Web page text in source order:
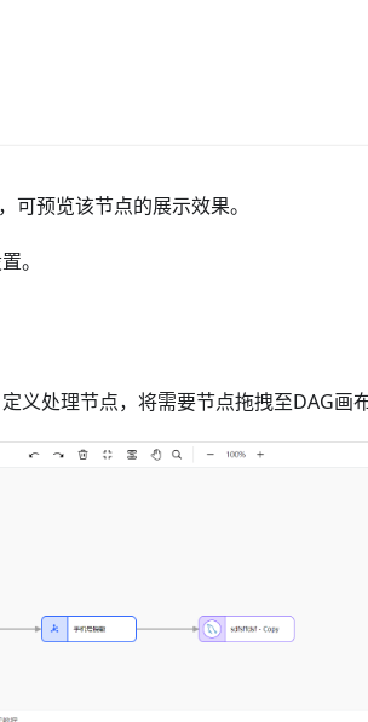
可预览该节点的展示效果。
。
义处理节点，将需要节点拖拽至DAG画